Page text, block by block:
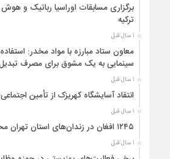
ترکیه
1 سال قبل
معاون ستاد مبارزه با مواد مخدر:
سینمایی به یک مشوق برای مصرف
1 سال قبل
انتقاد آسایشگاه کهریزک از تأمین
1 سال قبل
۱۲۴۵ افغان در زندان‌های استان تهران محبوس هستند
1 سال قبل